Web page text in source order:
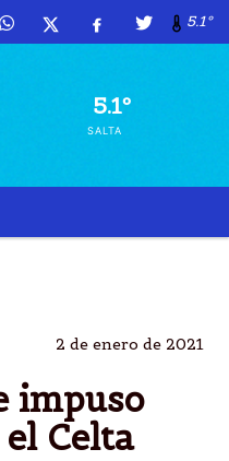
5.1º
5.1º
SALTA
2 de enero de 2021
impuso
Celta